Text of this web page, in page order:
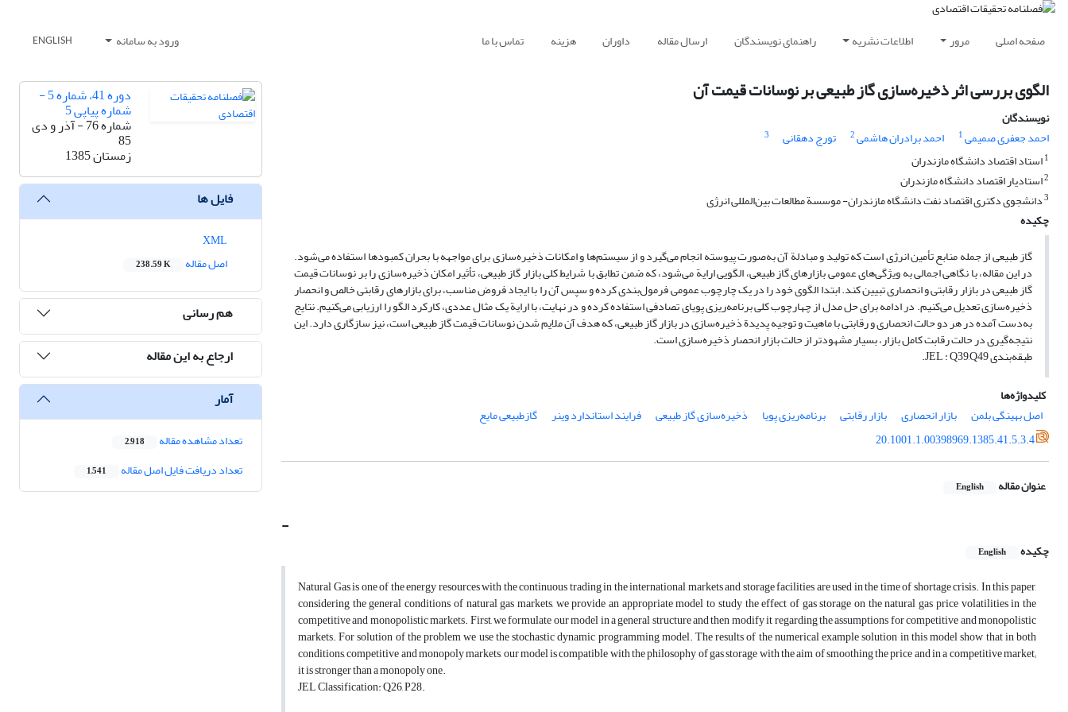
صفحه اصلی مرور اطلاعات نشریه راهنمای نویسندگان ارسال مقاله داوران هزینه تماس با ما ورود به سامانه ENGLISH
الگوی بررسی اثر ذخیره‌سازی گاز طبیعی بر نوسانات قیمت آن
نویسندگان
احمد جعفری صمیمی1 احمد برادران هاشمی2 تورج دهقانی
3
1استاد اقتصاد دانشگاه مازندران
2استادیار اقتصاد دانشگاه مازندران
3دانشجوی دکتری اقتصاد نفت دانشگاه مازندران- موسسة مطالعات بین‌المللی انرژی
چکیده
گاز طبیعی از جمله منابع تأمین انرژی است که تولید و مبادلة آن به‌صورت پیوسته انجام می‌گیرد و از سیستم‌ها و امکانات ذخیره‌سازی برای مواجهه با بحران کمبودها استفاده می‌شود.
در این مقاله، با نگاهی اجمالی به ویژگی‌های عمومی بازارهای گاز طبیعی، الگویی ارایة می‌شود، که ضمن تطابق با شرایط کلی بازار گاز طبیعی، تأثیر امکان ذخیره‌سازی را بر نوسانات قیمت
گاز طبیعی در بازار رقابتی و انحصاری تبیین کند. ابتدا الگوی خود را در یک چارچوب عمومی فرمول‌بندی کرده و سپس آن را با ایجاد فروض مناسب، برای بازارهای رقابتی خالص و انحصار
ذخیره‌سازی تعدیل می‌کنیم. در ادامه برای حل مدل از چهارچوب کلی برنامه‌ریزی پویای تصادفی استفاده کرده و در نهایت، با ارایة یک مثال عددی، کارکرد الگو را ارزیابی می‌کنیم. نتایج
به‌دست آمده در هر دو حالت انحصاری و رقابتی با ماهیت و توجیه پدیدة ذخیره‌سازی در بازار گاز طبیعی، که هدف آن ملایم شدن نوسانات قیمت گاز طبیعی است، نیز سازگاری دارد. این
نتیجه‌گیری در حالت رقابت کامل بازار، بسیار مشهودتر از حالت بازار انحصار ذخیره‌سازی است.
طبقه‌‌بندی JEL : Q39,Q49.
کلیدواژه‌ها
اصل بهینگی بلمن
بازار انحصاری بازار رقابتی برنامه‌ریزی پویا ذخیره‌سازی گاز طبیعی فرایند استاندارد وینر
گازطبیعی مایع
20.1001.1.00398969.1385.41.5.3.4
عنوان مقاله English
-
چکیده English
Natural Gas is one of the energy resources with the continuous trading in the international markets and storage facilities are used in the time of shortage crisis. In this paper,
considering the general conditions of natural gas markets, we provide an appropriate model to study the effect of gas storage on the natural gas price volatilities in the
competitive and monopolistic markets. First, we formulate our model in a general structure and then modify it regarding the assumptions for competitive and monopolistic
markets. For solution of the problem we use the stochastic dynamic programming model. The results of the numerical example solution in this model show that in both
conditions, competitive and monopoly markets, our model is compatible with the philosophy of gas storage with the aim of smoothing the price and in a competitive market;
it is stronger than a monopoly one.
JEL Classification: Q26, P28.
دوره 41، شماره 5 -
شماره پیاپی 5
شماره 76 - آذر و دی
85
زمستان 1385
فایل ها
اصل مقاله
238.59 K
هم رسانی
ارجاع به این مقاله
آمار
تعداد مشاهده مقاله 2,918
تعداد دریافت فایل اصل مقاله 1,541